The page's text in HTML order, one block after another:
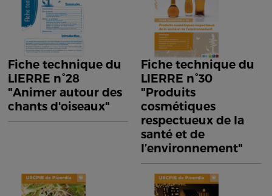
Fiche technique du
LIERRE n°28
"Animer autour des
chants d'oiseaux"
Fiche technique du
LIERRE n°30
"Produits
cosmétiques
respectueux de la
santé et de
l’environnement"